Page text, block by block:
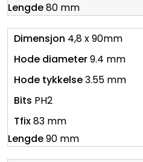
80 mm
4,8 x 90mm
9.4 mm
3.55 mm
PH2
83 mm
90 mm